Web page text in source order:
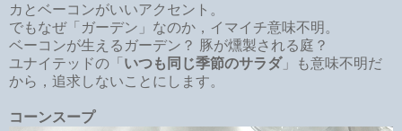
カとベーコンがいいアクセント。
でもなぜ「ガーデン」なのか，イマイチ意味不明。
ベーコンが生えるガーデン？ 豚が燻製される庭？
ユナイテッドの「 いつも同じ季節のサラダ」も意味不明だ
から，追求しないことにします。
コーンスープ